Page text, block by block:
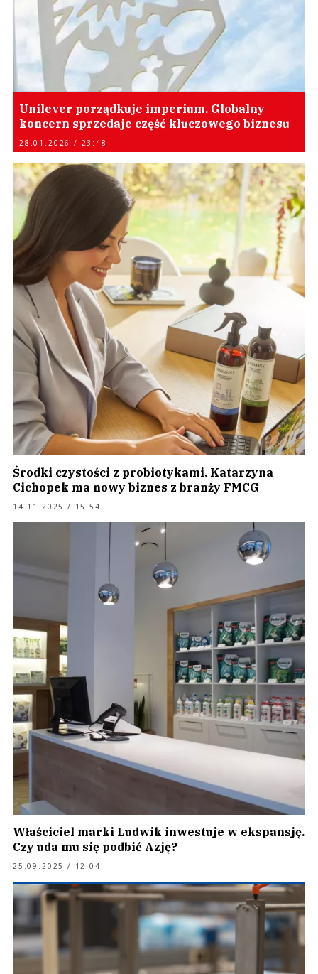
Unilever porządkuje imperium. Globalny
koncern sprzedaje część kluczowego biznesu
28.01.2026 / 23:48
Środki czystości z probiotykami. Katarzyna
Cichopek ma nowy biznes z branży FMCG
14.11.2025 / 15:54
Właściciel marki Ludwik inwestuje w ekspansję.
Czy uda mu się podbić Azję?
25.09.2025 / 12:04